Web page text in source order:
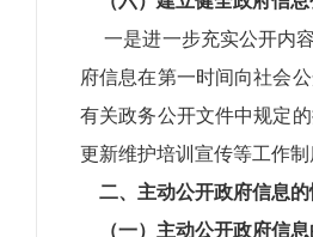
一是进一步充实公开内容
府信息在第一时间向社会
有关政务公开文件中规定
更新维护培训宣传等工作
二、主动公开政府信息
（一）主动公开政府信